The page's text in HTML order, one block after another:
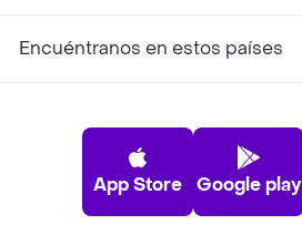
Encuéntranos en estos países
App Store Google play